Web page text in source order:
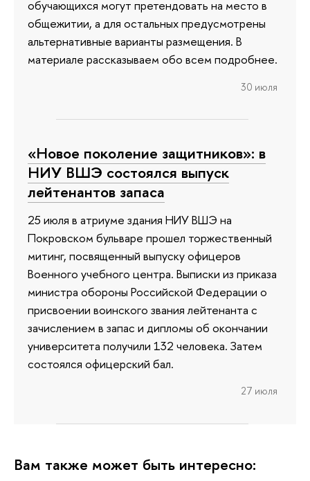
обучающихся могут претендовать на место в
общежитии, а для остальных предусмотрены
альтернативные варианты размещения. В
материале рассказываем обо всем подробнее.
30 июля
«Новое поколение защитников»: в
НИУ ВШЭ состоялся выпуск
лейтенантов запаса
25 июля в атриуме здания НИУ ВШЭ на
Покровском бульваре прошел торжественный
митинг, посвященный выпуску офицеров
Военного учебного центра. Выписки из приказа
министра обороны Российской Федерации о
присвоении воинского звания лейтенанта с
зачислением в запас и дипломы об окончании
университета получили 132 человека. Затем
состоялся офицерский бал.
27 июля
Вам также может быть интересно: